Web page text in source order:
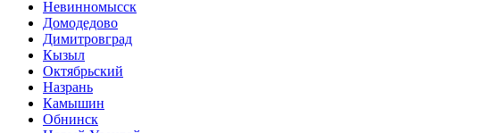
Невинномысск
Домодедово
Димитровград
Кызыл
Октябрьский
Назрань
Камышин
Обнинск